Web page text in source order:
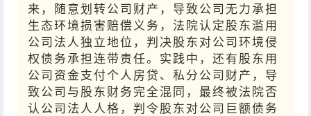
来，随意划转公司财产，导致公司无力承担
生态环境损害赔偿义务，法院认定股东滥用
公司法人独立地位，判决股东对公司环境侵
权债务承担连带责任。实践中，还有股东用
公司资金支付个人房贷、私分公司财产，导
致公司与股东财务完全混同，最终被法院否
认公司法人人格，判令股东对公司巨额债务